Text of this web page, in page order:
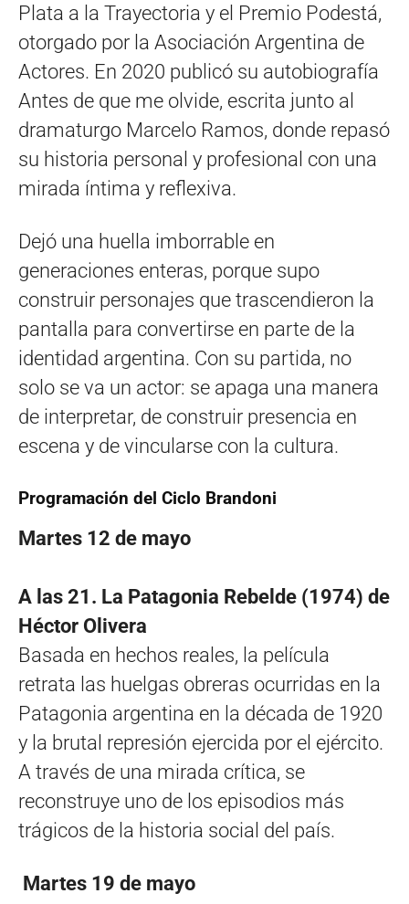
Plata a la Trayectoria y el Premio Podestá,
otorgado por la Asociación Argentina de
Actores. En 2020 publicó su autobiografía
Antes de que me olvide, escrita junto al
dramaturgo Marcelo Ramos, donde repasó
su historia personal y profesional con una
mirada íntima y reflexiva.
Dejó una huella imborrable en
generaciones enteras, porque supo
construir personajes que trascendieron la
pantalla para convertirse en parte de la
identidad argentina. Con su partida, no
solo se va un actor: se apaga una manera
de interpretar, de construir presencia en
escena y de vincularse con la cultura.
Programación del Ciclo Brandoni
Martes 12 de mayo
A las 21. La Patagonia Rebelde (1974) de
Héctor Olivera
Basada en hechos reales, la película
retrata las huelgas obreras ocurridas en la
Patagonia argentina en la década de 1920
y la brutal represión ejercida por el ejército.
A través de una mirada crítica, se
reconstruye uno de los episodios más
trágicos de la historia social del país.
Martes 19 de mayo